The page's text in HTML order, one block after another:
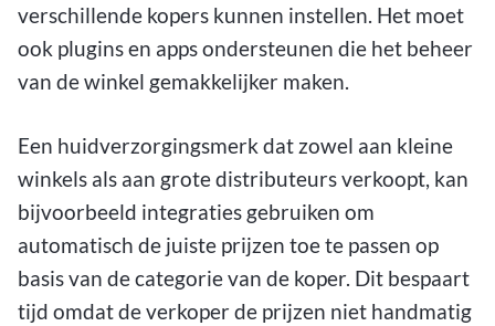
verschillende kopers kunnen instellen. Het moet
ook plugins en apps ondersteunen die het beheer
van de winkel gemakkelijker maken.
Een huidverzorgingsmerk dat zowel aan kleine
winkels als aan grote distributeurs verkoopt, kan
bijvoorbeeld integraties gebruiken om
automatisch de juiste prijzen toe te passen op
basis van de categorie van de koper. Dit bespaart
tijd omdat de verkoper de prijzen niet handmatig